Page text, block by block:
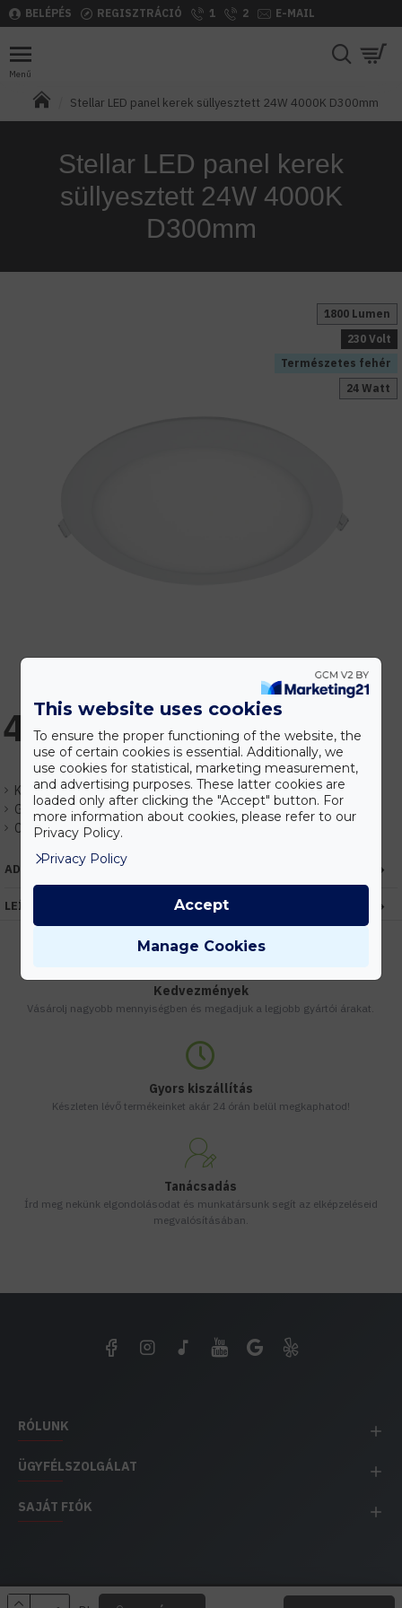
BELÉPÉS REGISZTRÁCIÓ 1 2 E-MAIL
Stellar LED panel kerek süllyesztett 24W 4000K D300mm
Stellar LED panel kerek
süllyesztett 24W 4000K
D300mm
Természetes fehér
1800 Lumen
230 Volt
24 Watt
Készlet: Várhatóan 1-3 nap
Gyártó: Elmark
Cikkszám:EHEM99XLED620
4.836 Ft
ADATOK
LEÍRÁS
Kedvezmények
Vásárolj nagyobb mennyiségben és megadjuk a legjobb gyártói árakat.
Gyors kiszállítás
Készleten lévő termékeinket akár 24 órán belül megkaphatod!
Tanácsadás
Írd meg nekünk elgondolásodat és munkatársunk segít az elképzeléseid
megvalósításában.
RÓLUNK
ÜGYFÉLSZOLGÁLAT
SAJÁT FIÓK
EH IMPEX / Copyright © 1991-2025 Energia Háza
This website uses cookies
To ensure the proper functioning of the website, the
use of certain cookies is essential. Additionally, we
use cookies for statistical, marketing measurement,
and advertising purposes. These latter cookies are
loaded only after clicking the "Accept" button. For
more information about cookies, please refer to our
Privacy Policy.
Privacy Policy
Manage Cookies
Accept